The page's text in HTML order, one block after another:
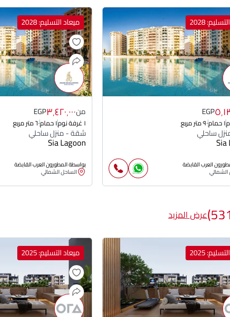
2028
EGP
١ حمام ٩٠ متر مربع
ساحلي
Sia
العرب القابضة
الشمالي
ميعاد التسليم: 2028
من٣٬٤٢٠٬٠٠٠EGP
١ غرفة نوم ١ حمام ٦٠ متر مربع
شقة - منزل ساحلي
Sia Lagoon
بواسطة المطورون العرب القابضة
الساحل الشمالي
عرض المزيد
2025 ميعاد التسليم: 2025